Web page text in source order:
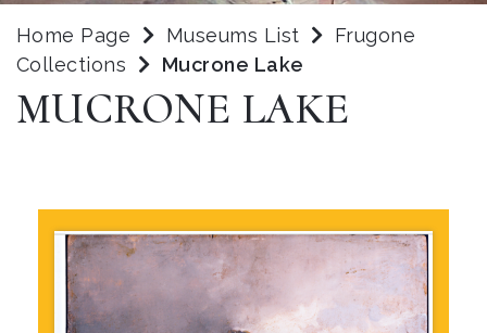
Home Page Museums List
Frugone
Collections
Mucrone Lake
MUCRONE LAKE